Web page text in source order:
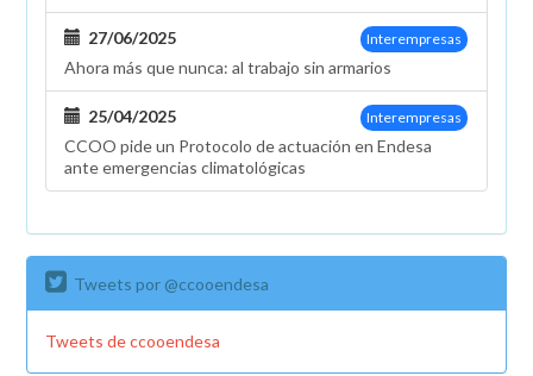
Interempresas
27/06/2025
Ahora más que nunca: al trabajo sin armarios
Interempresas
25/04/2025
CCOO pide un Protocolo de actuación en Endesa
ante emergencias climatológicas
Tweets por @ccooendesa
Tweets de ccooendesa